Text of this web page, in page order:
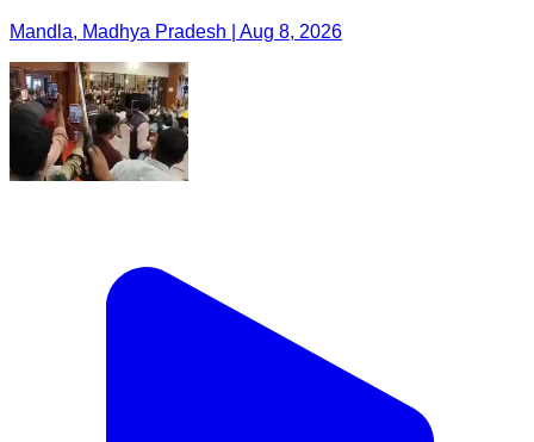
Mandla, Madhya Pradesh | Aug 8, 2026